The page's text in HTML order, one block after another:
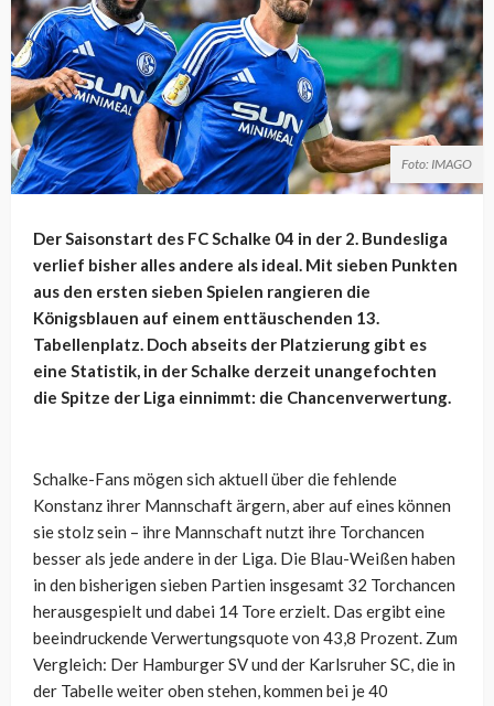
Foto: IMAGO
Der Saisonstart des FC Schalke 04 in der 2. Bundesliga
verlief bisher alles andere als ideal. Mit sieben Punkten
aus den ersten sieben Spielen rangieren die
Königsblauen auf einem enttäuschenden 13.
Tabellenplatz. Doch abseits der Platzierung gibt es
eine Statistik, in der Schalke derzeit unangefochten
die Spitze der Liga einnimmt: die Chancenverwertung.
Schalke-Fans mögen sich aktuell über die fehlende
Konstanz ihrer Mannschaft ärgern, aber auf eines können
sie stolz sein – ihre Mannschaft nutzt ihre Torchancen
besser als jede andere in der Liga. Die Blau-Weißen haben
in den bisherigen sieben Partien insgesamt 32 Torchancen
herausgespielt und dabei 14 Tore erzielt. Das ergibt eine
beeindruckende Verwertungsquote von 43,8 Prozent. Zum
Vergleich: Der Hamburger SV und der Karlsruher SC, die in
der Tabelle weiter oben stehen, kommen bei je 40